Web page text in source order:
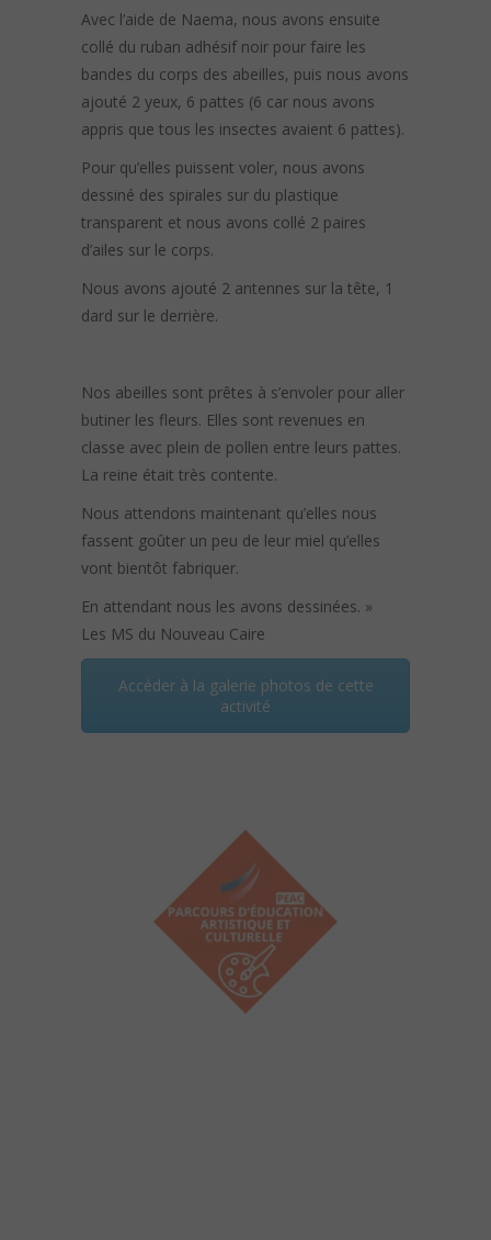
Avec l’aide de Naema, nous avons ensuite
collé du ruban adhésif noir pour faire les
bandes du corps des abeilles, puis nous avons
ajouté 2 yeux, 6 pattes (6 car nous avons
appris que tous les insectes avaient 6 pattes).
Pour qu’elles puissent voler, nous avons
dessiné des spirales sur du plastique
transparent et nous avons collé 2 paires
d’ailes sur le corps.
Nous avons ajouté 2 antennes sur la tête, 1
dard sur le derrière.
Nos abeilles sont prêtes à s’envoler pour aller
butiner les fleurs. Elles sont revenues en
classe avec plein de pollen entre leurs pattes.
La reine était très contente.
Nous attendons maintenant qu’elles nous
fassent goûter un peu de leur miel qu’elles
vont bientôt fabriquer.
En attendant nous les avons dessinées. »
Les MS du Nouveau Caire
Accéder à la galerie photos de cette
activité